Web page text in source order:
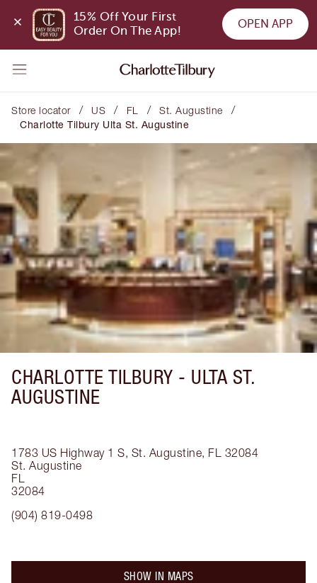
15% Off Your First
Order On The App!
OPEN APP
Store locator / US / FL / St. Augustine /
Charlotte Tilbury Ulta St. Augustine
CHARLOTTE TILBURY - ULTA ST.
AUGUSTINE
1783 US Highway 1 S, St. Augustine, FL 32084
St. Augustine
FL
32084
(904) 819-0498
SHOW IN MAPS